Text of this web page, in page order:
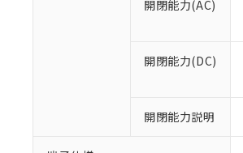
開閉能力(AC)
開閉能力(DC)
開閉能力説明